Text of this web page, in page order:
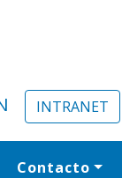
INTRANET
Contacto